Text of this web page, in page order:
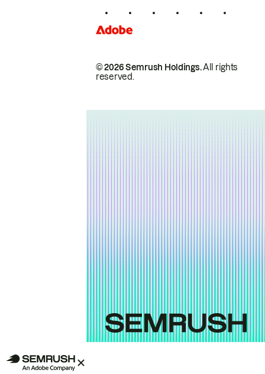
© 2026 Semrush Holdings.All rights
reserved.